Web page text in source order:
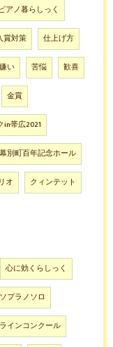
アノ暮らしっく
賞対策 仕上げ方
嫌い 苦悩 歓喜
金賞
in帯広2021
幕別町百年記念ホール
オ クィンテット
心に効くらしっく
ソプラノソロ
インコンクール